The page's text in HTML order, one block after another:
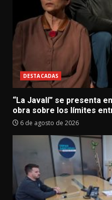
DESTACADAS
“La Javalí” se presenta
obra sobre los límites
6 de agosto de 2026